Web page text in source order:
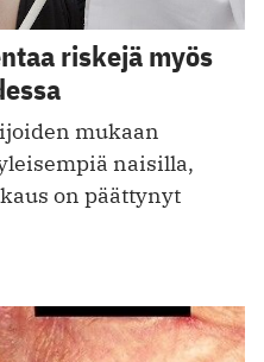
riskejä myös
mukaan
naisilla,
on päättynyt